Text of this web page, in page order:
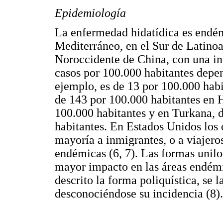
Epidemiología
La enfermedad hidatídica es
Mediterráneo, en el Sur de
Noroccidente de China, con una
casos por 100.000 habitantes
ejemplo, es de 13 por 100.000
de 143 por 100.000 habitantes
100.000 habitantes y en
habitantes. En Estados Unidos los
mayoría a inmigrantes, o a
endémicas (6, 7). Las formas
mayor impacto en las áreas
descrito la forma poliquística, se
desconociéndose su incidencia (8).